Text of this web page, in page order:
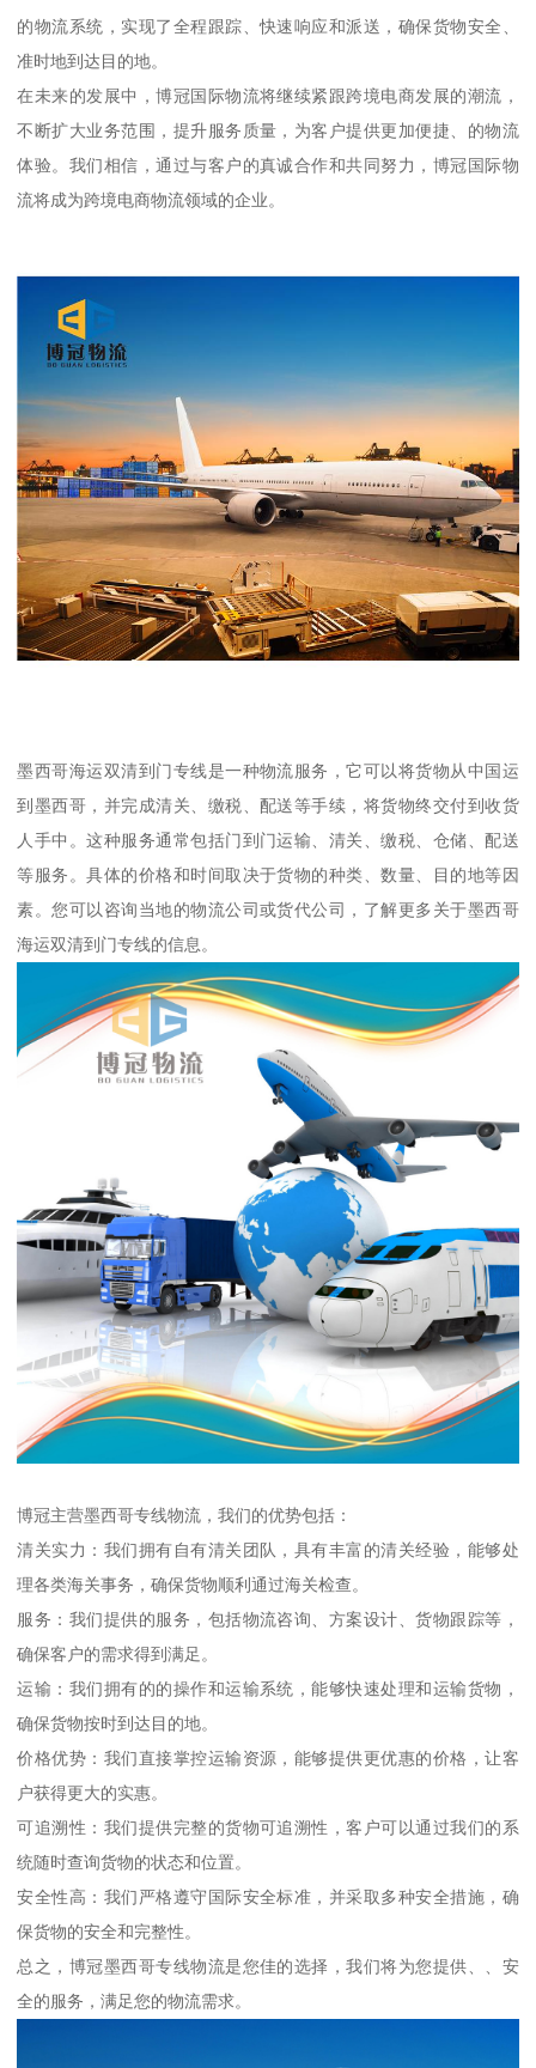
的物流系统，实现了全程跟踪、快速响应和派送，确保货物安全、
准时地到达目的地。
在未来的发展中，博冠国际物流将继续紧跟跨境电商发展的潮流，
不断扩大业务范围，提升服务质量，为客户提供更加便捷、的物流
体验。我们相信，通过与客户的真诚合作和共同努力，博冠国际物
流将成为跨境电商物流领域的企业。
墨西哥海运双清到门专线是一种物流服务，它可以将货物从中国运
到墨西哥，并完成清关、缴税、配送等手续，将货物终交付到收货
人手中。这种服务通常包括门到门运输、清关、缴税、仓储、配送
等服务。具体的价格和时间取决于货物的种类、数量、目的地等因
素。您可以咨询当地的物流公司或货代公司，了解更多关于墨西哥
海运双清到门专线的信息。
博冠主营墨西哥专线物流，我们的优势包括：
清关实力：我们拥有自有清关团队，具有丰富的清关经验，能够处
理各类海关事务，确保货物顺利通过海关检查。
服务：我们提供的服务，包括物流咨询、方案设计、货物跟踪等，
确保客户的需求得到满足。
运输：我们拥有的的操作和运输系统，能够快速处理和运输货物，
确保货物按时到达目的地。
价格优势：我们直接掌控运输资源，能够提供更优惠的价格，让客
户获得更大的实惠。
可追溯性：我们提供完整的货物可追溯性，客户可以通过我们的系
统随时查询货物的状态和位置。
安全性高：我们严格遵守国际安全标准，并采取多种安全措施，确
保货物的安全和完整性。
总之，博冠墨西哥专线物流是您佳的选择，我们将为您提供、、安
全的服务，满足您的物流需求。